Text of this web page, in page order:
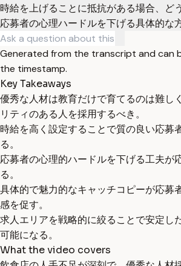
時給を上げることに抵抗がある場合、ど
応募者の心理ハードルを下げる具体的な
Generated from the transcript and can
the timestamp.
Key Takeaways
優秀な人材は教育だけで育てるのは難し
リティのある人を採用するべき。
時給を高く設定することで質の良い応募
る。
応募者の心理的ハードルを下げる工夫が
る。
具体的で魅力的なキャッチコピーが応募
感を促す。
求人エリアを戦略的に絞ることで安定し
可能になる。
What the video covers